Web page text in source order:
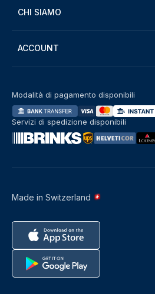
CHI SIAMO
ACCOUNT
Made in Switzerland
Modalità di pagamento disponibili
Servizi di spedizione disponibili